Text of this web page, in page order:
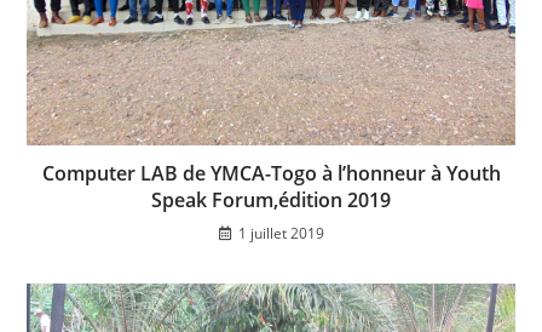
Computer LAB de YMCA-Togo à l’honneur à Youth
Speak Forum,édition 2019
1 juillet 2019